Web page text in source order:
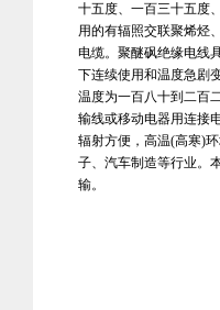
十五度、一百三十五度
用的有辐照交联聚烯烃
电缆。聚醚砜绝缘电线
下连续使用和温度急剧
温度为一百八十到二百
输线或移动电器用连接
辐射方便，高温(高寒)
子、汽车制造等行业。
输。